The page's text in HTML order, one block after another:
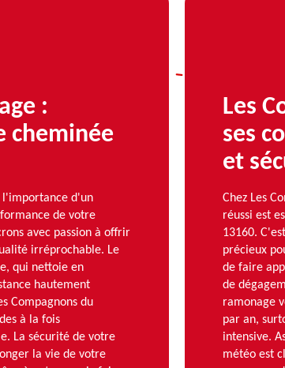
:
cheminée
l'importance d'un
de votre
avec passion à offrir
irréprochable. Le
qui nettoie en
hautement
Compagnons du
à la fois
La sécurité de votre
la vie de votre
Les
ses
et
Chez Les
réussi est
13160.
précieux
de faire
de
ramonage
par an,
intensive.
météo est